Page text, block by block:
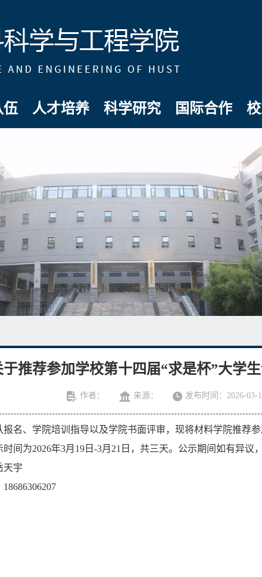
伍 人才培养 科学研究 国际合作
于推荐参加学校第十四届“求是杯”大学
作者： 来源： 发布时间：2026-03-
报名、学院培训指导以及学院书面评审，现将材料学院推荐
时间为2026年3月 19 日 -3月 21 日，共三天。公示期间如有异议
天宇
18686306207